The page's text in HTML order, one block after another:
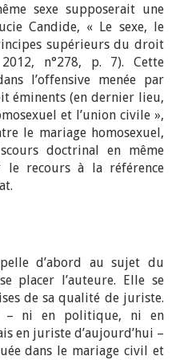
sexe supposerait une
Candide, « Le sexe, le
supérieurs du droit
n°278, p. 7). Cette
l’offensive menée par
éminents (en dernier lieu,
et l’union civile »,
le mariage homosexuel,
doctrinal en même
le recours à la référence
d’abord au sujet du
placer l’auteure. Elle se
de sa qualité de juriste.
– ni en politique, ni en
en juriste d’aujourd’hui –
dans le mariage civil et